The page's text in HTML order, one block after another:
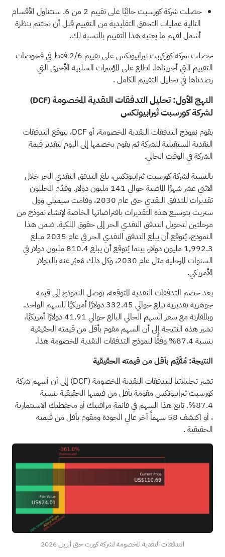
حصلت شركة كورسبت حاليًا على تقييم 2 من 6.
ستتناول الأقسام
التالية عمليات التحقق التقليدية من التقييم قبل أن نختتم بنظرة
أشمل لفهم ما يعنيه هذا التقييم بالنسبة لك.
حصلت شركة كوركيبت ثيرابيوتكس على تقييم 2/6 فقط في فحوصات
التقييم التي أجريناها. اطلع على المؤشرات السلبية الأخرى التي
رصدناها فيتحليل التقييم الكامل.
النهج الأول: تحليل التدفقات النقدية المخصومة(DCF)
لشركة كورسبت ثيرابيوتكس
يقوم نموذج التدفقات النقدية المخصومة، أو DCF، بتوقع التدفقات
النقدية المستقبلية للشركة ثم يقوم بخصمها إلى اليوم لتقدير قيمة
الشركة في الوقت الحالي.
بالنسبة لشركة كورسبت ثيرابيوتكس، بلغ التدفق النقدي الحر خلال
الاثني عشر شهرًا الماضية حوالي 141 مليون دولار. وقدّم المحللون
تقديرات للتدفق النقدي حتى عام 2030، وقامت سيمبلي وول
ستريت بتوسيع هذه التقديرات بافتراضاتها الخاصة لإنشاء نموذج من
مرحلتين لتحويل التدفق النقدي الحر إلى حقوق الملكية. ضمن هذا
النموذج، يُتوقع أن يبلغ التدفق النقدي الحر في عام 2035 مبلغ
1,992.3 مليون دولار، بينما يُتوقع أن يبلغ 810.4 مليون دولار في
السنوات المرحلية مثل عام 2030، وكل ذلك مُعبّر عنه بالدولار
الأمريكي.
بعد خصم التدفقات النقدية المتوقعة، توصل النموذج إلى قيمة
جوهرية تقديرية تبلغ حوالي 332.45 دولارًا أمريكيًا للسهم الواحد.
وبالمقارنة مع سعر السهم الحالي البالغ حوالي 41.91 دولارًا أمريكيًا،
تشير هذه النتيجة إلى أن السهم مقوم بأقل من قيمته الحقيقية
بنسبة 87.4% وفقًا لنموذج التدفقات النقدية المخصومة هذا.
النتيجة: مُقَيَّم بأقل من قيمته الحقيقية
تشير تحليلاتنا للتدفقات النقدية المخصومة (DCF) إلى أن أسهم شركة
كورسبت ثيرابيوتكس مقومة بأقل من قيمتها الحقيقية بنسبة
87.4%. تابع هذا السهم في
قائمة مراقبتكأو محفظتك الاستثمارية
، أو اكتشف
58 سهماً آخر عالي الجودة ومقوم بأقل من قيمته
الحقيقية.
التدفقات النقدية المخصومة لشركة كورت حتى أبريل 2026